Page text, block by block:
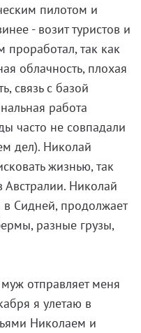
пилотом и
- возит туристов и
проработал, так как
облачность, плохая
связь с базой
работа
часто не совпадали
дел). Николай
жизнью, так
Австралии. Николай
Сидней, продолжает
разные грузы,
отправляет меня
я улетаю в
Николаем и